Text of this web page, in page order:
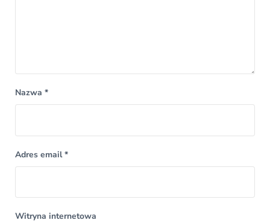
Nazwa *
Adres email*
Witryna internetowa